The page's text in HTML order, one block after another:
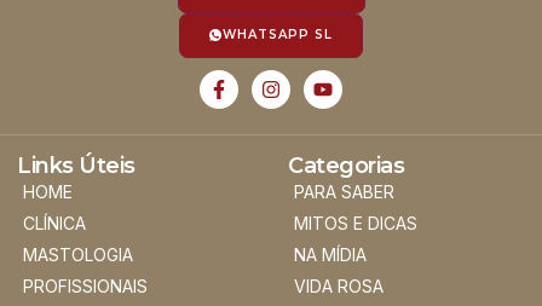
WHATSAPP SL
Links Úteis
HOME
CLÍNICA
MASTOLOGIA
PROFISSIONAIS
Categorias
PARA SABER
MITOS E DICAS
NA MÍDIA
VIDA ROSA